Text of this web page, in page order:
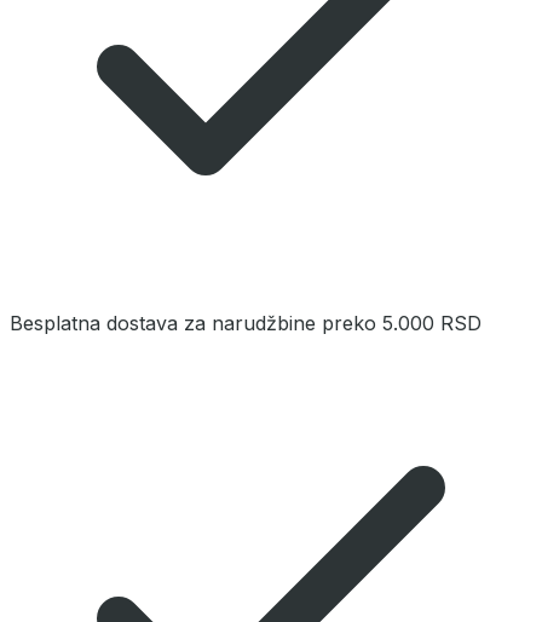
Besplatna dostava za narudžbine preko 5.000 RSD